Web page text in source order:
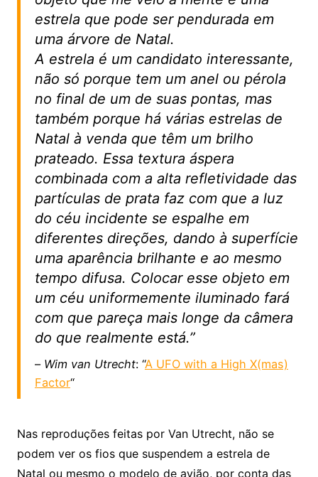
estrela que pode ser pendurada em
uma árvore de Natal.
A estrela é um candidato interessante,
não só porque tem um anel ou pérola
no final de um de suas pontas, mas
também porque há várias estrelas de
Natal à venda que têm um brilho
prateado. Essa textura áspera
combinada com a alta refletividade das
partículas de prata faz com que a luz
do céu incidente se espalhe em
diferentes direções, dando à superfície
uma aparência brilhante e ao mesmo
tempo difusa. Colocar esse objeto em
um céu uniformemente iluminado fará
com que pareça mais longe da câmera
do que realmente está.”
– Wim van Utrecht: “A UFO with a High X(mas)
Factor“
Nas reproduções feitas por Van Utrecht, não se
podem ver os fios que suspendem a estrela de
Natal ou mesmo o modelo de avião, por conta das